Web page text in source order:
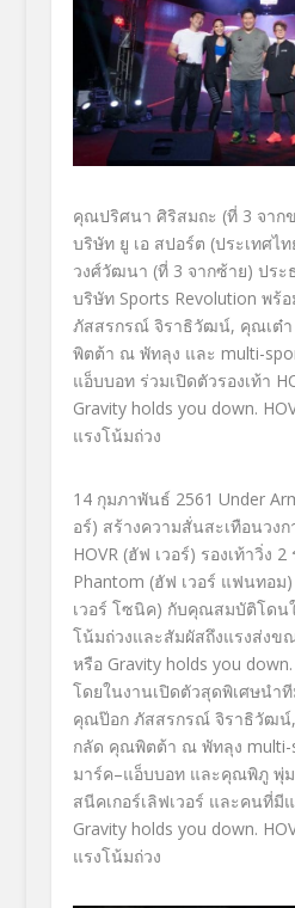
คุณปริศนา ศิริสมถะ (ที่ 3 จาก
บริษัท ยู เอ สปอร์ต (ประเทศไ
วงศ์วัฒนา (ที่ 3 จากซ้าย) ประ
บริษัท Sports Revolution พร้อ
ภัสสรกรณ์ จิราธิวัฒน์, คุณเต๋
พิตต้า ณ พัทลุง และ multi-
แอ็บบอท ร่วมเปิดตัวรองเท้า
Gravity holds you down.
แรงโน้มถ่วง
14 กุมภาพันธ์ 2561 Under
อร์) สร้างความสั่นสะเทือนวงก
HOVR(ฮัฟ เวอร์) รองเท้าวิ่ง
Phantom (ฮัฟ เวอร์ แฟนทอม
เวอร์ โซนิค) กับคุณสมบัติโดน
โน้มถ่วงและสัมผัสถึงแรงส่งข
หรือ Gravity holds you
โดยในงานเปิดตัวสุดพิเศษนำที
คุณป๊อก ภัสสรกรณ์ จิราธิวัฒน์,
กลัด คุณพิตต้า ณ พัทลุง
มาร์ค–แอ็บบอท และคุณพิภู พุ่ม
สนีคเกอร์เลิฟเวอร์ และคนที่
Gravity holds you down.
แรงโน้มถ่วง